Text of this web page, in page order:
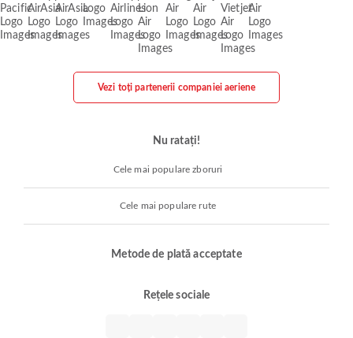
Vezi toți partenerii companiei aeriene
Nu ratați!
Cele mai populare zboruri
Cele mai populare rute
Metode de plată acceptate
Rețele sociale